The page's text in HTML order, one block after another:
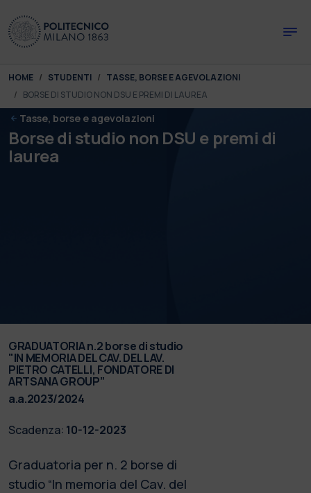
You are here:
HOME STUDENTI
TASSE, BORSE E AGEVOLAZIONI
BORSE DI STUDIO NON DSU E PREMI DI LAUREA
Tasse, borse e agevolazioni
Borse di studio non DSU e premi di
laurea
GRADUATORIA n.2 borse di studio
"IN MEMORIA DEL CAV. DEL LAV.
PIETRO CATELLI, FONDATORE DI
ARTSANA GROUP”
a.a.2023/2024
Scadenza: 10-12-2023
Graduatoria per n. 2 borse di
studio “In memoria del Cav. del